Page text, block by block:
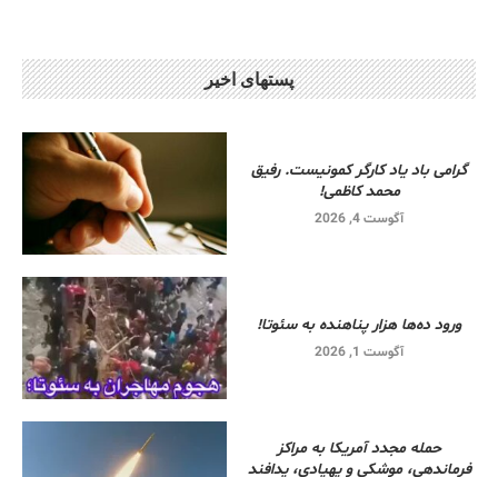
پستهای اخیر
گرامی باد یاد کارگر کمونیست. رفیق
محمد کاظمی!
آگوست 4, 2026
ورود ده‌ها هزار پناهنده به سئوتا!
آگوست 1, 2026
حمله مجدد آمریکا به مراکز
فرماندهی، موشکی و پهپادی، پدافند